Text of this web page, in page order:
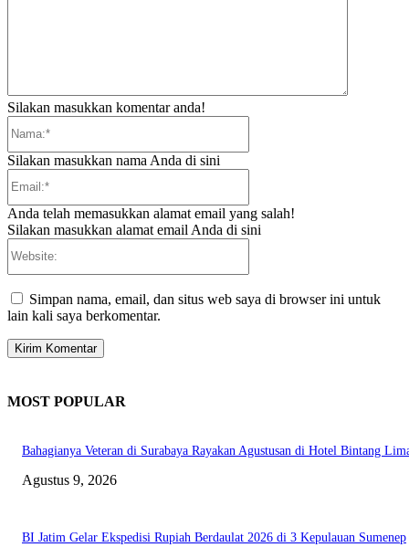
Silakan masukkan komentar anda!
Silakan masukkan nama Anda di sini
Anda telah memasukkan alamat email yang salah!
Silakan masukkan alamat email Anda di sini
Simpan nama, email, dan situs web saya di browser ini untuk
lain kali saya berkomentar.
MOST POPULAR
Bahagianya Veteran di Surabaya Rayakan Agustusan di Hotel Bintang
Agustus 9, 2026
BI Jatim Gelar Ekspedisi Rupiah Berdaulat 2026 di 3 Kepulauan Sumenep